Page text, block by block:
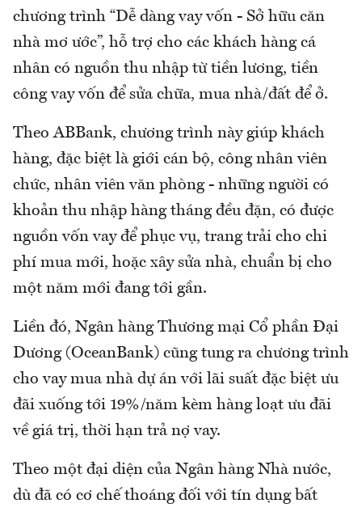
chương trình “Dễ dàng vay vốn - Sở hữu căn
nhà mơ ước”, hỗ trợ cho các khách hàng cá
nhân có nguồn thu nhập từ tiền lương, tiền
công vay vốn để sửa chữa, mua nhà/đất để ở.
Theo ABBank, chương trình này giúp khách
hàng, đặc biệt là giới cán bộ, công nhân viên
chức, nhân viên văn phòng - những người có
khoản thu nhập hàng tháng đều đặn, có được
nguồn vốn vay để phục vụ, trang trải cho chi
phí mua mới, hoặc xây sửa nhà, chuẩn bị cho
một năm mới đang tới gần.
Liền đó, Ngân hàng Thương mại Cổ phần Đại
Dương (OceanBank) cũng tung ra chương trình
cho vay mua nhà dự án với lãi suất đặc biệt ưu
đãi xuống tới 19%/năm kèm hàng loạt ưu đãi
về giá trị, thời hạn trả nợ vay.
Theo một đại diện của Ngân hàng Nhà nước,
dù đã có cơ chế thoáng đối với tín dụng bất